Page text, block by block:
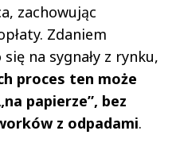
zachowując
Zdaniem
na sygnały z rynku,
proces ten może
papierze”, bez
z odpadami.